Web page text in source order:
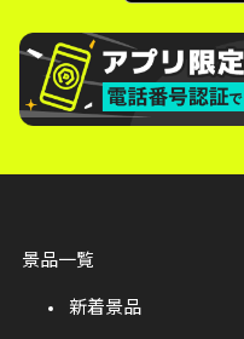
景品一覧
新着景品